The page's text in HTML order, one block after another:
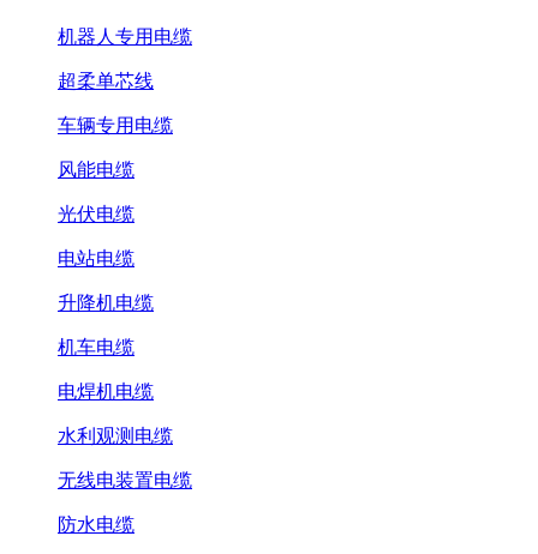
机器人专用电缆
超柔单芯线
车辆专用电缆
风能电缆
光伏电缆
电站电缆
升降机电缆
机车电缆
电焊机电缆
水利观测电缆
无线电装置电缆
防水电缆